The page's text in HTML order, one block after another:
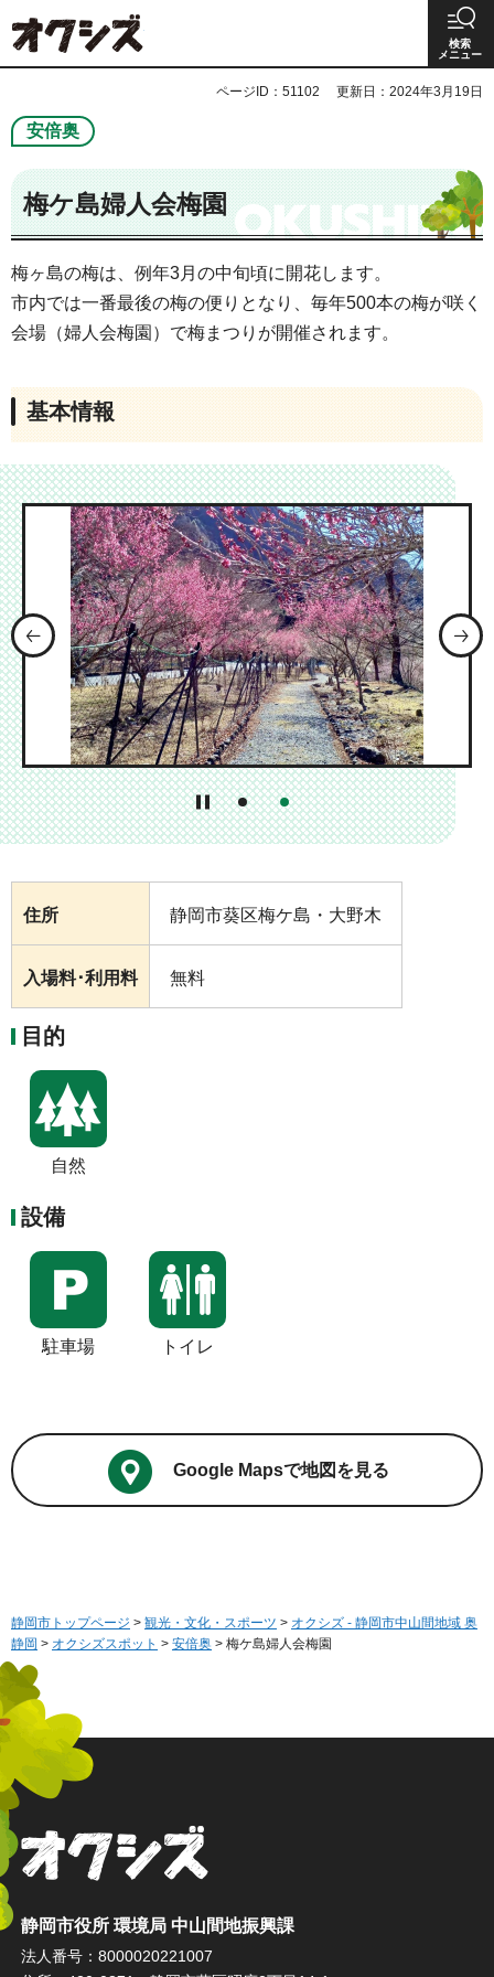
検索
メニュー
ページID：51102 更新日：2024年3月19日
安倍奥
梅ケ島婦人会梅園
梅ヶ島の梅は、例年3月の中旬頃に開花します。
市内では一番最後の梅の便りとなり、毎年500本の梅が咲く
会場（婦人会梅園）で梅まつりが開催されます。
基本情報
前のスライドを表示
1番目のスライドを表示
2番目のスライドを表示
住所 静岡市葵区梅ケ島・大野木
入場料･利用料 無料
目的
自然
設備
駐車場 トイレ
Google Mapsで地図を見る
静岡市トップページ > 観光・文化・スポーツ > オクシズ - 静岡市中山間地域 奥
静岡 > オクシズスポット > 安倍奥 > 梅ケ島婦人会梅園
静岡市役所 環境局 中山間地振興課
法人番号：8000020221007